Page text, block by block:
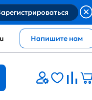
Напишите нам